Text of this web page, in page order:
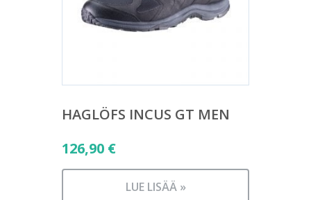
HAGLÖFS INCUS GT MEN
126,90 €
LUE LISÄÄ »